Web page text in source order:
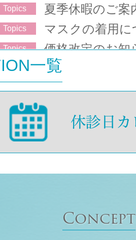
Topics
夏季休暇のご案
Topics
マスクの着用に
Topics 価格改定のお知
一覧
Concept